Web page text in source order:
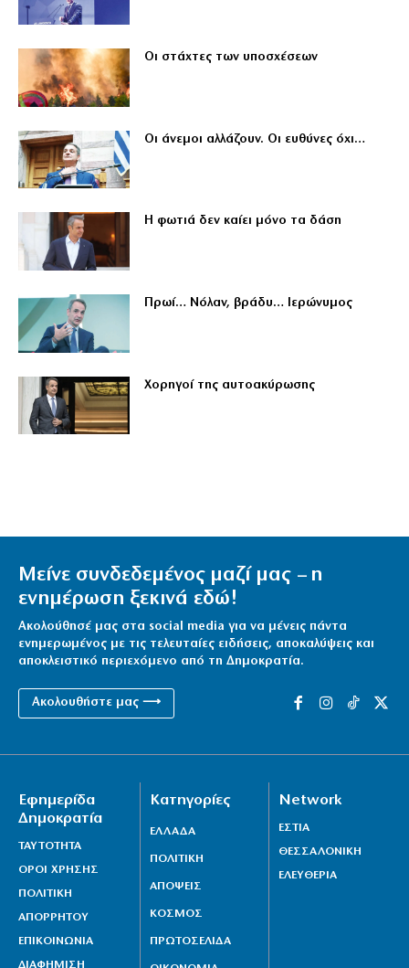
Οι στάχτες των υποσχέσεων
Οι άνεμοι αλλάζουν. Οι ευθύνες όχι…
Η φωτιά δεν καίει μόνο τα δάση
Πρωί… Νόλαν, βράδυ… Ιερώνυμος
Χορηγοί της αυτοακύρωσης
Μείνε συνδεδεμένος μαζί μας – η
ενημέρωση ξεκινά εδώ!
Ακολούθησέ μας στα social media για να μένεις πάντα
ενημερωμένος με τις τελευταίες ειδήσεις, αποκαλύψεις και
αποκλειστικό περιεχόμενο από τη Δημοκρατία.
Ακολουθήστε μας ⟶
Εφημερίδα
Δημοκρατία
ΤΑΥΤΟΤΗΤΑ
ΟΡΟΙ ΧΡΗΣΗΣ
ΠΟΛΙΤΙΚΗ
ΑΠΟΡΡΗΤΟΥ
ΕΠΙΚΟΙΝΩΝΙΑ
ΔΙΑΦΗΜΙΣΗ
Κατηγορίες
ΕΛΛΑΔΑ
ΠΟΛΙΤΙΚΗ
ΑΠΟΨΕΙΣ
ΚΟΣΜΟΣ
ΠΡΩΤΟΣΕΛΙΔΑ
Network
ΕΣΤΙΑ
ΘΕΣΣΑΛΟΝΙΚΗ
ΕΛΕΥΘΕΡΙΑ